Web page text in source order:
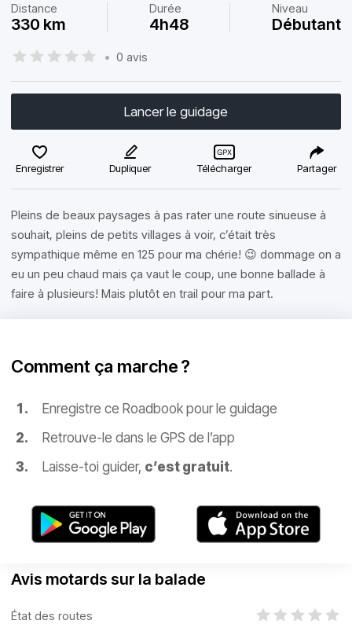
Distance
330 km
Durée
4h48
Niveau
Débutant
• 0 avis
Lancer le guidage
Enregistrer Dupliquer Télécharger Partager
Pleins de beaux paysages à pas rater une route sinueuse à
souhait, pleins de petits villages à voir, c’était très
sympathique même en 125 pour ma chérie! 😉 dommage on a
eu un peu chaud mais ça vaut le coup, une bonne ballade à
faire à plusieurs! Mais plutôt en trail pour ma part.
Comment ça marche ?
Enregistre ce Roadbook pour le guidage
Retrouve-le dans le GPS de l’app
Laisse-toi guider, c’est gratuit.
Avis motards sur la balade
État des routes